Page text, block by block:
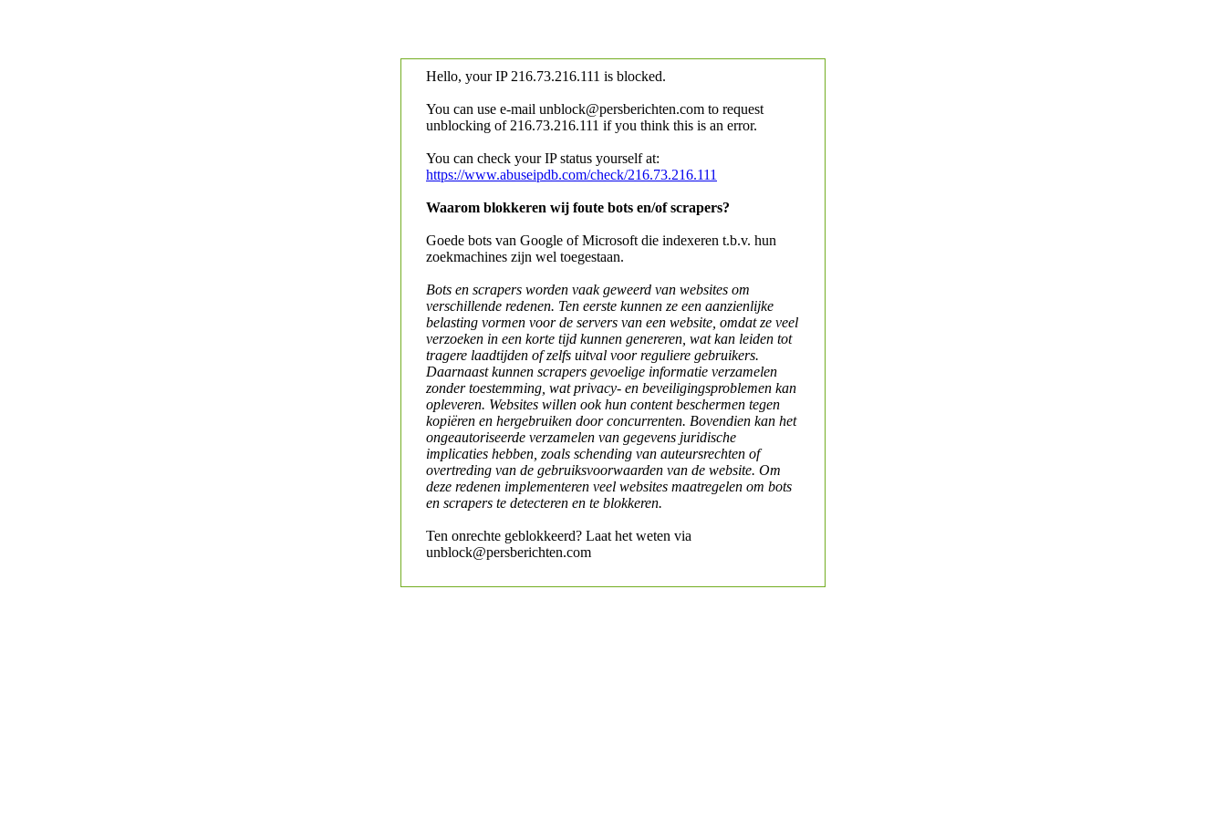
Hello, your IP 216.73.216.111 is blocked.
You can use e-mail unblock@persberichten.com to request
unblocking of 216.73.216.111 if you think this is an error.
You can check your IP status yourself at:
https://www.abuseipdb.com/check/216.73.216.111
Waarom blokkeren wij foute bots en/of scrapers?
Goede bots van Google of Microsoft die indexeren t.b.v. hun
zoekmachines zijn wel toegestaan.
Bots en scrapers worden vaak geweerd van websites om
verschillende redenen. Ten eerste kunnen ze een aanzienlijke
belasting vormen voor de servers van een website, omdat ze veel
verzoeken in een korte tijd kunnen genereren, wat kan leiden tot
tragere laadtijden of zelfs uitval voor reguliere gebruikers.
Daarnaast kunnen scrapers gevoelige informatie verzamelen
zonder toestemming, wat privacy- en beveiligingsproblemen kan
opleveren. Websites willen ook hun content beschermen tegen
kopiëren en hergebruiken door concurrenten. Bovendien kan het
ongeautoriseerde verzamelen van gegevens juridische
implicaties hebben, zoals schending van auteursrechten of
overtreding van de gebruiksvoorwaarden van de website. Om
deze redenen implementeren veel websites maatregelen om bots
en scrapers te detecteren en te blokkeren.
Ten onrechte geblokkeerd? Laat het weten via
unblock@persberichten.com